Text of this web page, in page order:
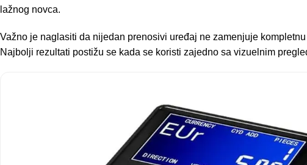
lažnog novca.
Važno je naglasiti da nijedan prenosivi uređaj ne zamenjuje
Najbolji rezultati postižu se kada se koristi zajedno sa vizuelnim